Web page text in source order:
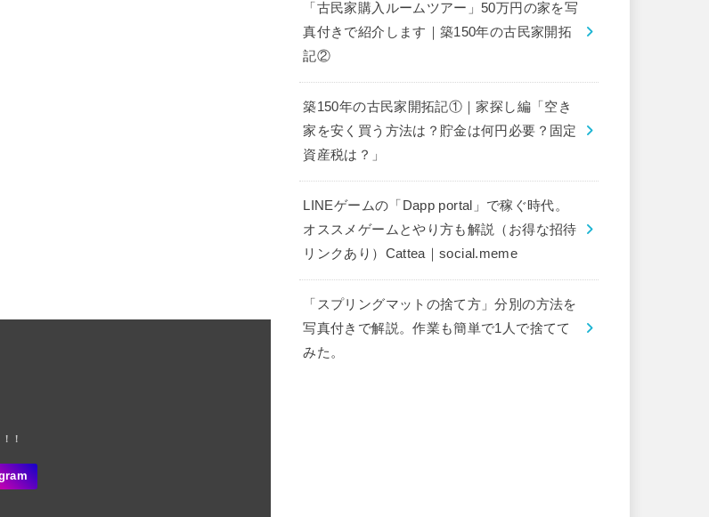
「古民家購入ルームツアー」50万円の家を写
真付きで紹介します｜築150年の古民家開拓
記②
築150年の古民家開拓記①｜家探し編「空き
家を安く買う方法は？貯金は何円必要？固定
資産税は？」
LINEゲームの「Dapp portal」で稼ぐ時代。
オススメゲームとやり方も解説（お得な招待
リンクあり）Cattea｜social.meme
「スプリングマットの捨て方」分別の方法を
写真付きで解説。作業も簡単で1人で捨てて
みた。